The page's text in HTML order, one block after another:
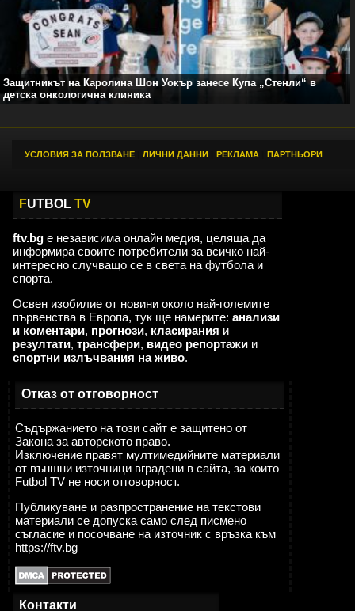
Защитникът на Каролина Шон Уокър занесе Купа „Стенли“ в
детска онкологична клиника
УСЛОВИЯ ЗА ПОЛЗВАНЕ ЛИЧНИ ДАННИ РЕКЛАМА ПАРТНЬОРИ
FUTBOL TV
ftv.bg е независима онлайн медия, целяща да
информира своите потребители за всичко най-
интересно случващо се в света на футбола и
спорта.
Освен изобилие от новини около най-големите
първенства в Европа, тук ще намерите: анализи
и коментари, прогнози, класирания и
резултати, трансфери, видео репортажи и
спортни излъчвания на живо.
Отказ от отговорност
Съдържанието на този сайт е защитено от
Закона за авторското право.
Изключение правят мултимедийните материали
от външни източници вградени в сайта, за които
Futbol TV не носи отговорност.
Публикуване и разпространение на текстови
материали се допуска само след писмено
съгласие и посочване на източник с връзка към
https://ftv.bg
Контакти